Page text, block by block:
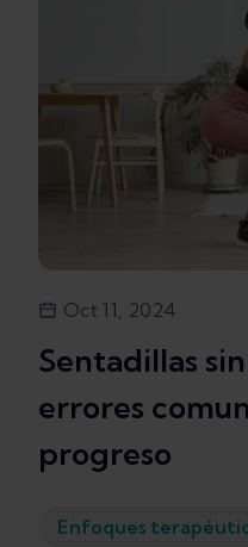
Oct 11, 2024
Sentadillas
errores
progreso
Enfoques